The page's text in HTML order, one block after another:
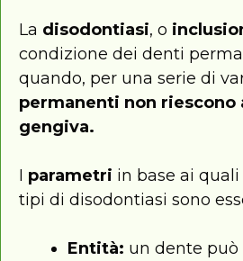
La disodontiasi, o
condizione dei denti
quando, per una serie di
permanenti non riescono
gengiva.
I parametri in base ai
tipi di disodontiasi sono
Entità: un dente può